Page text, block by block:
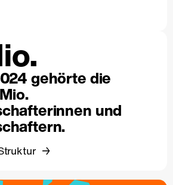
gehörte die
und